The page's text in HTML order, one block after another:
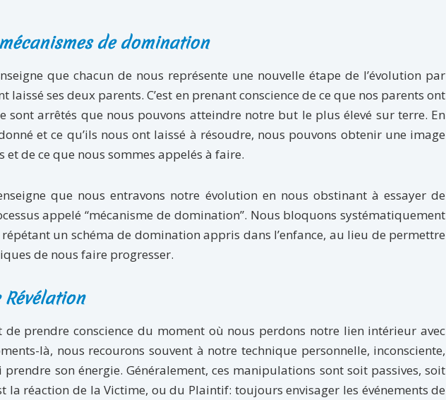
de domination
que chacun de nous représente une nouvelle étape de l’évolution par
laissé ses deux parents. C’est en prenant conscience de ce que nos parents ont
sont arrêtés que nous pouvons atteindre notre but le plus élevé sur terre. En
et ce qu’ils nous ont laissé à résoudre, nous pouvons obtenir une image
et de ce que nous sommes appelés à faire.
que nous entravons notre évolution en nous obstinant à essayer de
appelé “mécanisme de domination”. Nous bloquons systématiquement
un schéma de domination appris dans l’enfance, au lieu de permettre
de nous faire progresser.
Révélation
de prendre conscience du moment où nous perdons notre lien intérieur avec
là, nous recourons souvent à notre technique personnelle, inconsciente,
son énergie. Généralement, ces manipulations sont soit passives, soit
la réaction de la Victime, ou du Plaintif: toujours envisager les événements de